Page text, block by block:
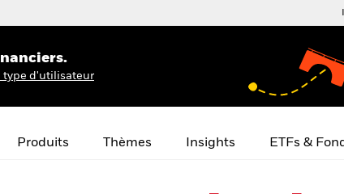
type d'utilisateur
Produits Thèmes Insights ETFs &